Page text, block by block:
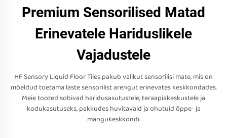
Premium Sensorilised Matad
Erinevatele Hariduslikele
Vajadustele
HF Sensory Liquid Floor Tiles pakub valikut sensorilisi mate, mis on
mõeldud toetama laste sensorilist arengut erinevates keskkondades.
Meie tooted sobivad haridusasutustele, teraapiakeskustele ja
kodukasutuseks, pakkudes huvitavaid ja ohutuid õppe- ja
mängukeskkondi.